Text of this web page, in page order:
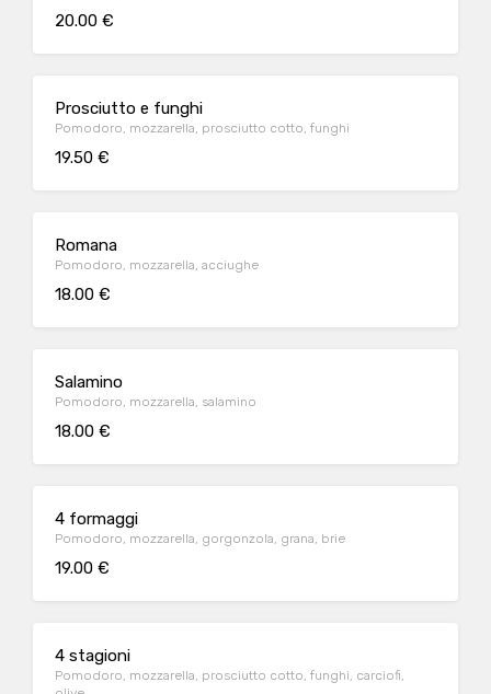
20.00 €
Prosciutto e funghi
Pomodoro, mozzarella, prosciutto cotto, funghi
19.50 €
Romana
Pomodoro, mozzarella, acciughe
18.00 €
Salamino
Pomodoro, mozzarella, salamino
18.00 €
4 formaggi
Pomodoro, mozzarella, gorgonzola, grana, brie
19.00 €
4 stagioni
Pomodoro, mozzarella, prosciutto cotto, funghi, carciofi,